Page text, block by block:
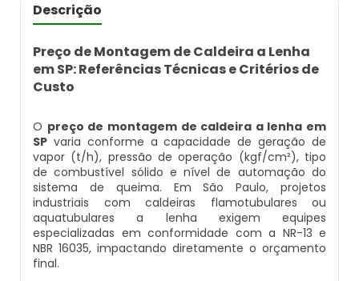
Caldeira Flamotubular Venda
Caldeira Flamotubular Vertical
Caldeira Fogotubular
Caldeira Fogotubular Horizontal
Caldeira Fogotubular Vertical
Caldeira Horizontal
Caldeira Industrial
Empresas Que Inspecionam Caldeiras
Inspeção Caldeiras Vasos De Pressão
Inspeção De Caldeiras A Vapor
Inspeção De Caldeiras E Vasos De Pressão
Inspeção De Caldeiras Flamotubulares
Inspeção De Caldeiras Preço
Roca
Empresa Que Fazem Montagem De
Empresas De Caldeiraria
Empresas De Caldeiraria E Montagem
Industrial
Empresas De Montagem De Caldeiras
Caldeira A Vapor Industrial A Venda
Caldeira A Vapor Para Cozinha Industrial
Caldeira A Vapor Para Sauna
Caldeira A Vapor Pequena
Caldeira A Vapor Preço
Caldeira A Vapor Vertical
Caldeira De Vapor
Caldeira A Gás Natural Preço
Caldeira A Gás Preço
Caldeira A Gás Roca
Caldeira A Gás Usada
Caldeira A Gás Vulcano
Caldeira De Aquecimento A Gás
Caldeira De Aquecimento Central A Gás
Descrição
Preço de Montagem de Caldeira a Lenha
em SP: Referências Técnicas e Critérios de
Custo
O preço de montagem de caldeira a lenha em
SP varia conforme a capacidade de geração de
vapor (t/h), pressão de operação (kgf/cm²), tipo
de combustível sólido e nível de automação do
sistema de queima. Em São Paulo, projetos
industriais com caldeiras flamotubulares ou
aquatubulares a lenha exigem equipes
especializadas em conformidade com a NR-13 e
NBR 16035, impactando diretamente o orçamento
final.